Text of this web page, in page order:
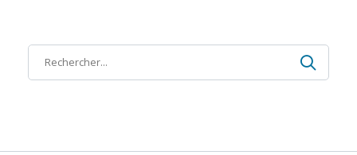
Recherche